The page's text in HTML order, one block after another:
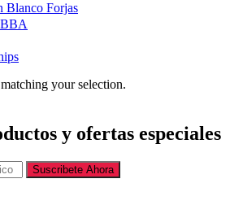
Blanco Forjas
your selection.
y ofertas especiales
Suscribete Ahora